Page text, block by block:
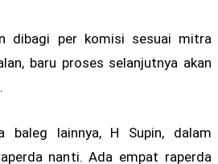
dibagi per komisi sesuai mitra
baru proses selanjutnya akan
baleg lainnya, H Supin, dalam
nanti. Ada empat raperda